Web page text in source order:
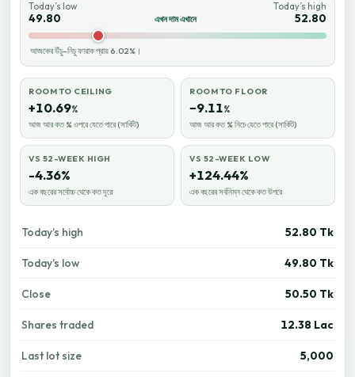
Today’s low
49.80 এখন দাম এখানে
Today’s high
52.80
আজকের উঁচু–নিচু ফারাক প্রায় 6.02%।
ROOM TO CEILING
+10.69%
আজ আর কত % ওপরে যেতে পারে (সার্কিট)
ROOM TO FLOOR
−9.11%
আজ আর কত % নিচে যেতে পারে (সার্কিট)
VS 52-WEEK HIGH
-4.36%
এক বছরের সর্বোচ্চ থেকে কত দূরে
VS 52-WEEK LOW
+124.44%
এক বছরের সর্বনিম্ন থেকে কত উপরে
Today’s high 52.80 Tk
Today’s low 49.80 Tk
Close 50.50 Tk
Shares traded 12.38 Lac
Last lot size 5,000